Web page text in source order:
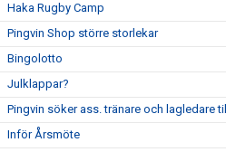
Haka Rugby Camp
Pingvin Shop större storlekar
Bingolotto
Julklappar?
Pingvin söker ass. tränare och lagledare
Inför Årsmöte